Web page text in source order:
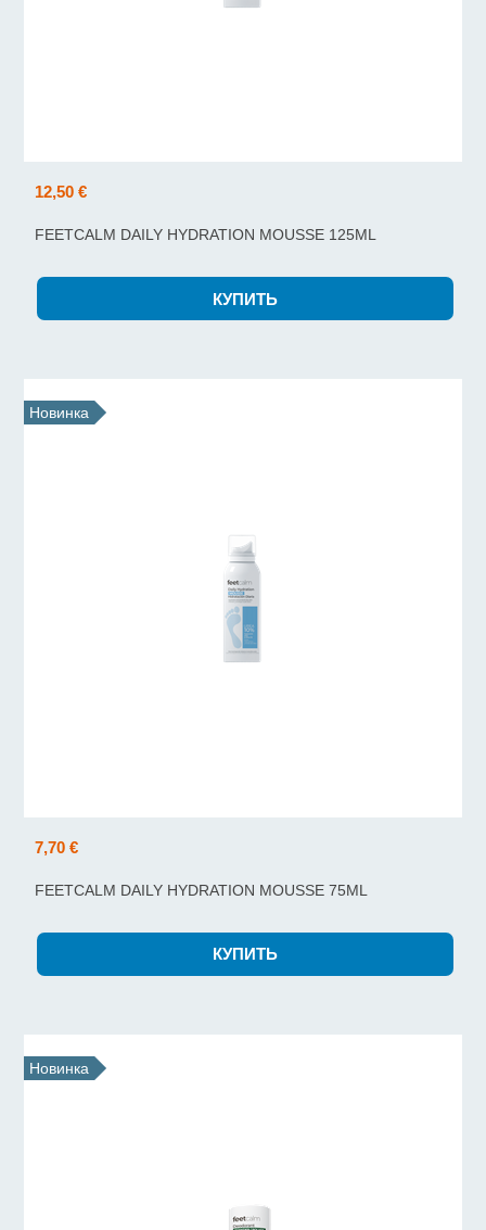
12,50 €
FEETCALM DAILY HYDRATION MOUSSE 125ML
Новинка
7,70 €
FEETCALM DAILY HYDRATION MOUSSE 75ML
Новинка